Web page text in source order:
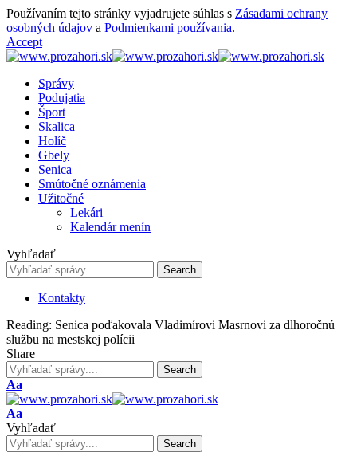
Používaním tejto stránky vyjadrujete súhlas s Zásadami ochrany
osobných údajov a Podmienkami používania.
Accept
Správy
Podujatia
Šport
Skalica
Holíč
Gbely
Senica
Smútočné oznámenia
Užitočné
Lekári
Kalendár menín
Vyhľadať
Kontakty
Reading: Senica poďakovala Vladimírovi Masrnovi za dlhoročnú
službu na mestskej polícii
Share
Font
Resizer
Aa
Font
Resizer
Aa
Vyhľadať